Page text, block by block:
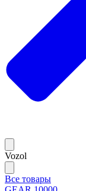
Vozol
Все товары